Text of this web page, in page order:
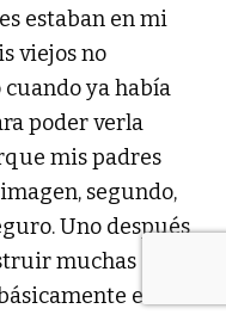
estaban en mi
viejos no
ya había
poder verla
mis padres
segundo,
Uno después
muchas
era